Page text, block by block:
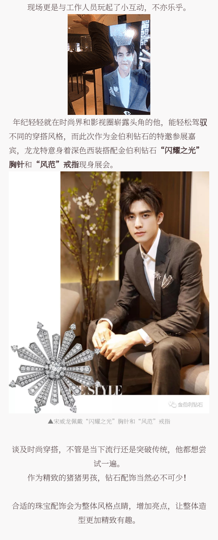
现场更是与工作人员玩起了小互动，不亦乐乎。
年纪轻轻就在时尚界和影视圈崭露头角的他，能轻松驾驭
不同的穿搭风格，而此次作为金伯利钻石的特邀参展嘉
宾，龙龙特意身着深色西装搭配金伯利钻石 “闪耀之光”
胸针和 “风范”戒指现身展会。
▲宋威龙佩戴“闪耀之光”胸针和“风范”戒指
谈及时尚穿搭，不管是当下流行还是突破传统，他都想尝
试一遍。
作为精致的猪猪男孩，钻石配饰当然必不可少！
合适的珠宝配饰会为整体风格点睛，增加亮点，让整体造
型更加精致有趣。